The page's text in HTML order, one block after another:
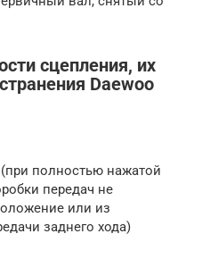
сцепления, их
Daewoo
(при полностью нажатой
передач не
или из
заднего хода)